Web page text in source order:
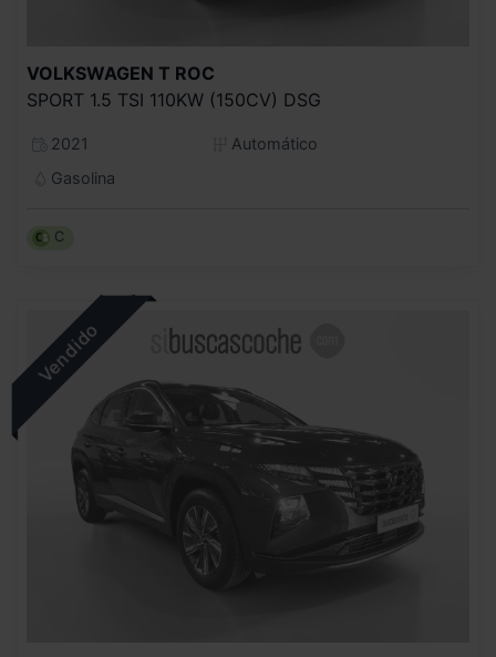
VOLKSWAGEN T ROC
SPORT 1.5 TSI 110KW (150CV) DSG
2021
Automático
Gasolina
C